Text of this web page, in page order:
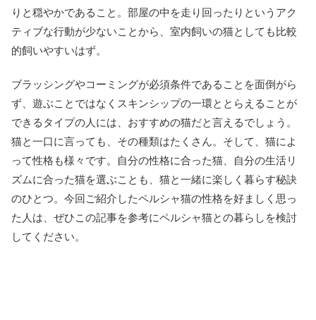
りと穏やかであること。部屋の中を走り回ったりというアク
ティブな行動が少ないことから、室内飼いの猫としても比較
的飼いやすいはず。
ブラッシングやコーミングが必須条件であることを面倒がら
ず、遊ぶことではなくスキンシップの一環ととらえることが
できるタイプの人には、おすすめの猫だと言えるでしょう。
猫と一口に言っても、その種類はたくさん。そして、猫によ
って性格も様々です。自分の性格に合った猫、自分の生活リ
ズムに合った猫を選ぶことも、猫と一緒に楽しく暮らす秘訣
のひとつ。今回ご紹介したペルシャ猫の性格を好ましく思っ
た人は、ぜひこの記事を参考にペルシャ猫との暮らしを検討
してください。